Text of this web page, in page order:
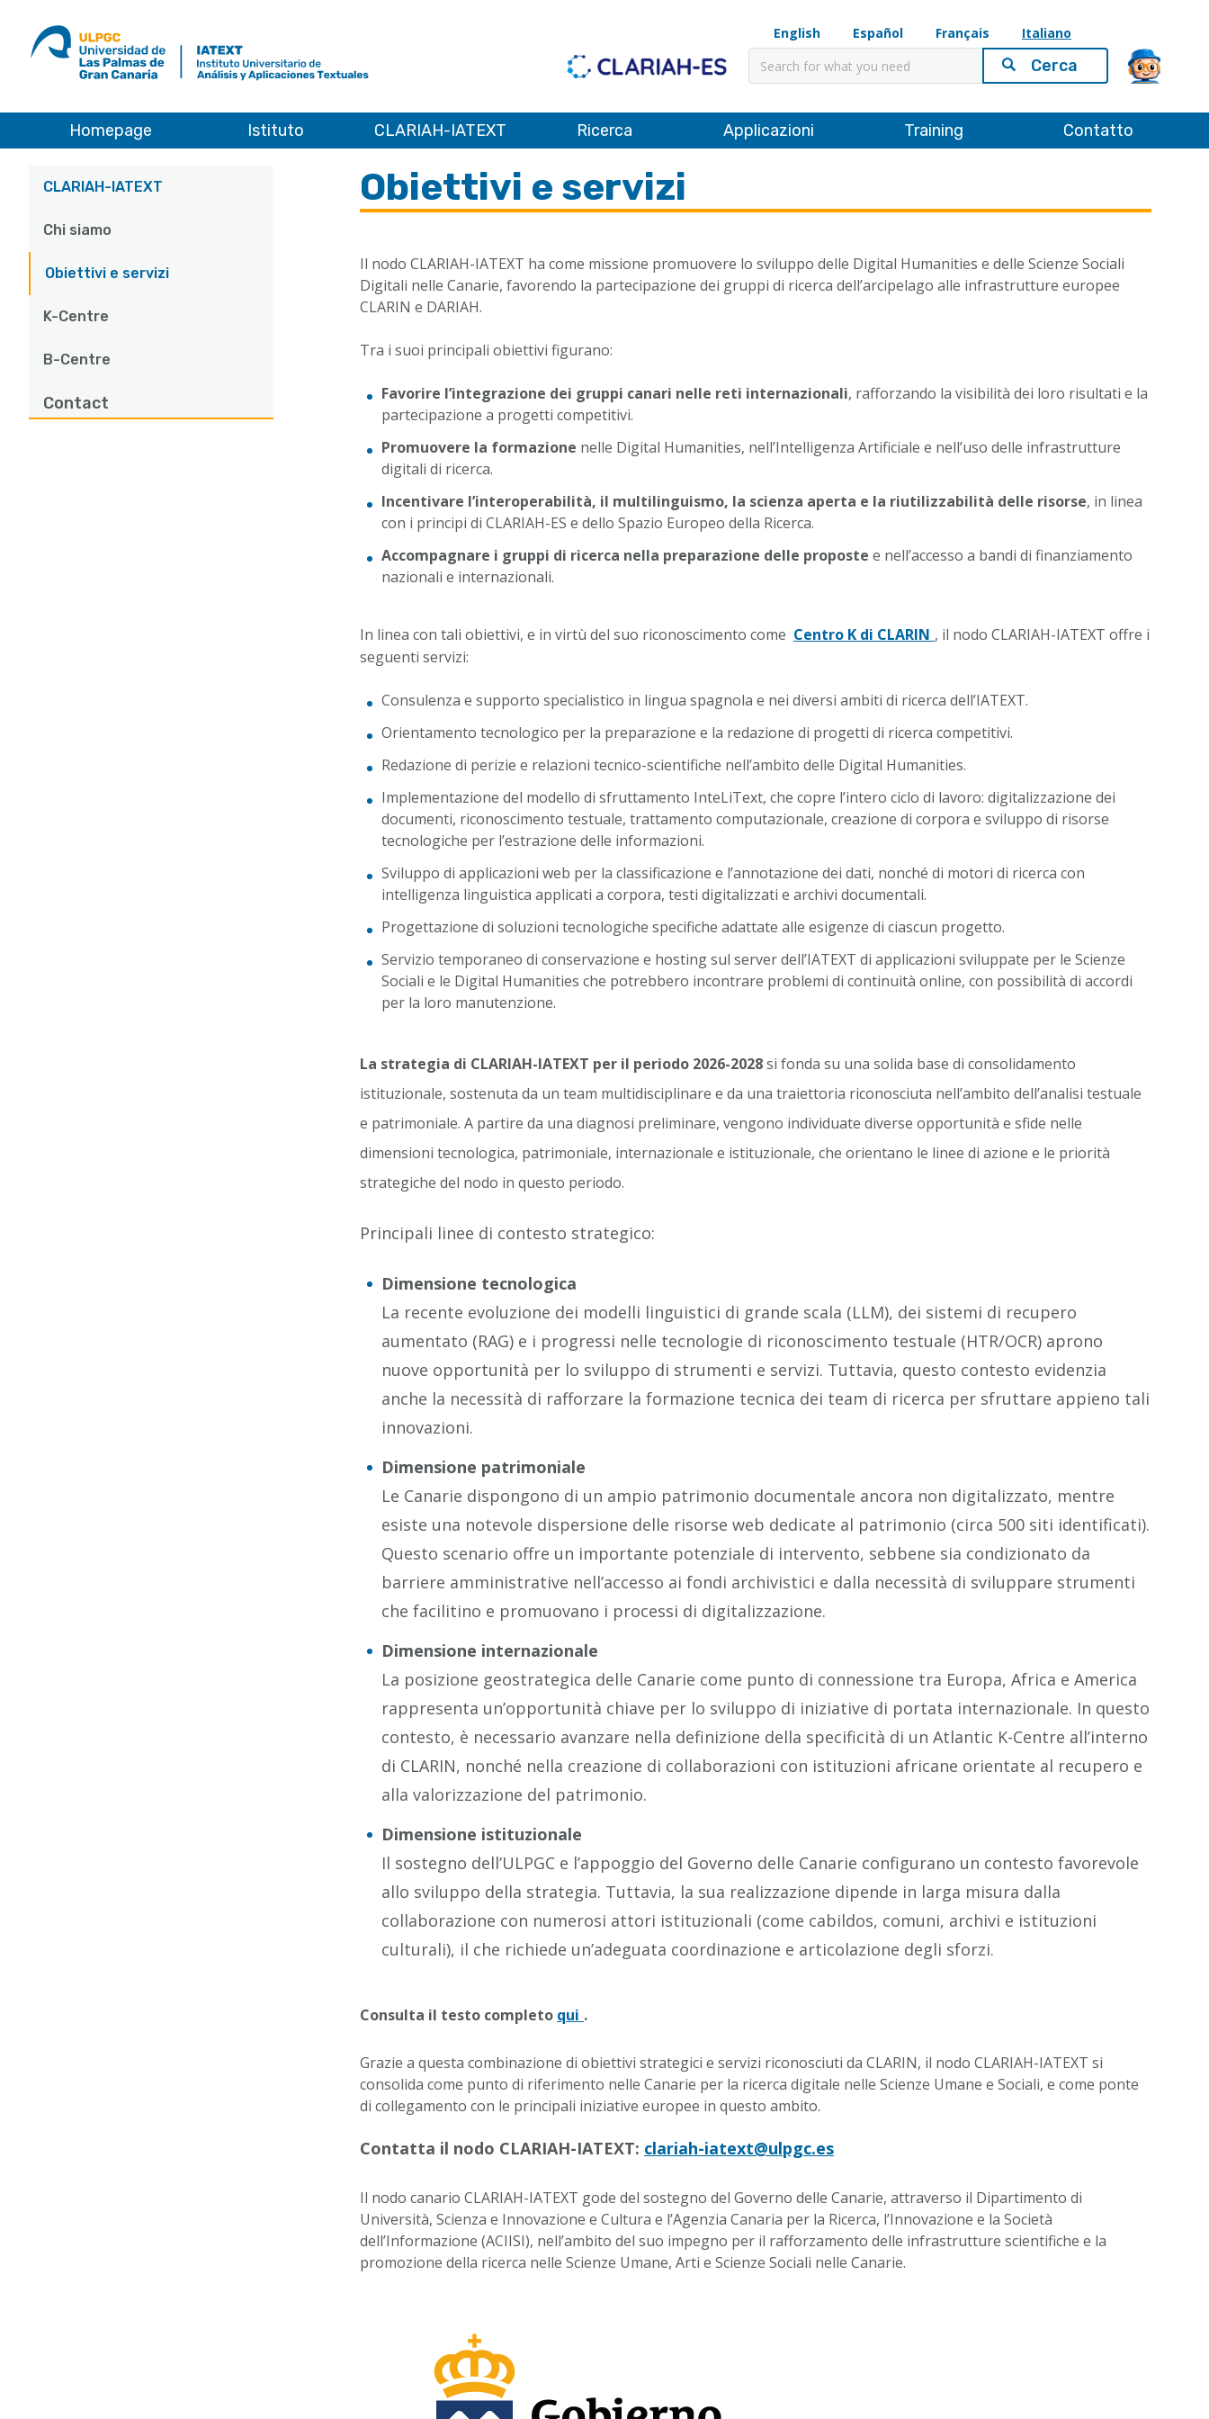
ULPGC
al
inicio
IATEXT
English Español Français
Italiano
Cerca
Homepage Istituto CLARIAH-IATEXT Ricerca Applicazioni Training Contatto
CLARIAH-IATEXT Obiettivi e servizi
Main
navigation
CLARIAH-IATEXT
Chi siamo
Obiettivi e servizi
K-Centre
B-Centre
Contact
Obiettivi e servizi
Il nodo CLARIAH-IATEXT ha come missione promuovere lo sviluppo delle Digital Humanities e delle Scienze Sociali
Digitali nelle Canarie, favorendo la partecipazione dei gruppi di ricerca dell’arcipelago alle infrastrutture europee
CLARIN e DARIAH.
Tra i suoi principali obiettivi figurano:
Favorire l’integrazione dei gruppi canari nelle reti internazionali, rafforzando la visibilità dei loro risultati e la
partecipazione a progetti competitivi.
Promuovere la formazione nelle Digital Humanities, nell’Intelligenza Artificiale e nell’uso delle infrastrutture
digitali di ricerca.
Incentivare l’interoperabilità, il multilinguismo, la scienza aperta e la riutilizzabilità delle risorse, in linea
con i principi di CLARIAH-ES e dello Spazio Europeo della Ricerca.
Accompagnare i gruppi di ricerca nella preparazione delle proposte e nell’accesso a bandi di finanziamento
nazionali e internazionali.
In linea con tali obiettivi, e in virtù del suo riconoscimento come Centro K di CLARIN , il nodo CLARIAH-IATEXT offre i
seguenti servizi:
Consulenza e supporto specialistico in lingua spagnola e nei diversi ambiti di ricerca dell’IATEXT.
Orientamento tecnologico per la preparazione e la redazione di progetti di ricerca competitivi.
Redazione di perizie e relazioni tecnico-scientifiche nell’ambito delle Digital Humanities.
Implementazione del modello di sfruttamento InteLiText, che copre l’intero ciclo di lavoro: digitalizzazione dei
documenti, riconoscimento testuale, trattamento computazionale, creazione di corpora e sviluppo di risorse
tecnologiche per l’estrazione delle informazioni.
Sviluppo di applicazioni web per la classificazione e l’annotazione dei dati, nonché di motori di ricerca con
intelligenza linguistica applicati a corpora, testi digitalizzati e archivi documentali.
Progettazione di soluzioni tecnologiche specifiche adattate alle esigenze di ciascun progetto.
Servizio temporaneo di conservazione e hosting sul server dell’IATEXT di applicazioni sviluppate per le Scienze
Sociali e le Digital Humanities che potrebbero incontrare problemi di continuità online, con possibilità di accordi
per la loro manutenzione.
La strategia di CLARIAH-IATEXT per il periodo 2026-2028si fonda su una solida base di consolidamento
istituzionale, sostenuta da un team multidisciplinare e da una traiettoria riconosciuta nell’ambito dell’analisi testuale
e patrimoniale. A partire da una diagnosi preliminare, vengono individuate diverse opportunità e sfide nelle
dimensioni tecnologica, patrimoniale, internazionale e istituzionale, che orientano le linee di azione e le priorità
strategiche del nodo in questo periodo.
Principali linee di contesto strategico:
Dimensione tecnologica
La recente evoluzione dei modelli linguistici di grande scala (LLM), dei sistemi di recupero
aumentato (RAG) e i progressi nelle tecnologie di riconoscimento testuale (HTR/OCR) aprono
nuove opportunità per lo sviluppo di strumenti e servizi. Tuttavia, questo contesto evidenzia
anche la necessità di rafforzare la formazione tecnica dei team di ricerca per sfruttare appieno tali
innovazioni.
Dimensione patrimoniale
Le Canarie dispongono di un ampio patrimonio documentale ancora non digitalizzato, mentre
esiste una notevole dispersione delle risorse web dedicate al patrimonio (circa 500 siti identificati).
Questo scenario offre un importante potenziale di intervento, sebbene sia condizionato da
barriere amministrative nell’accesso ai fondi archivistici e dalla necessità di sviluppare strumenti
che facilitino e promuovano i processi di digitalizzazione.
Dimensione internazionale
La posizione geostrategica delle Canarie come punto di connessione tra Europa, Africa e America
rappresenta un’opportunità chiave per lo sviluppo di iniziative di portata internazionale. In questo
contesto, è necessario avanzare nella definizione della specificità di un Atlantic K-Centre all’interno
di CLARIN, nonché nella creazione di collaborazioni con istituzioni africane orientate al recupero e
alla valorizzazione del patrimonio.
Dimensione istituzionale
Il sostegno dell’ULPGC e l’appoggio del Governo delle Canarie configurano un contesto favorevole
allo sviluppo della strategia. Tuttavia, la sua realizzazione dipende in larga misura dalla
collaborazione con numerosi attori istituzionali (come cabildos, comuni, archivi e istituzioni
culturali), il che richiede un’adeguata coordinazione e articolazione degli sforzi.
Consulta il testo completo qui .
Grazie a questa combinazione di obiettivi strategici e servizi riconosciuti da CLARIN, il nodo CLARIAH-IATEXT si
consolida come punto di riferimento nelle Canarie per la ricerca digitale nelle Scienze Umane e Sociali, e come ponte
di collegamento con le principali iniziative europee in questo ambito.
Contatta il nodo CLARIAH-IATEXT: clariah-iatext@ulpgc.es
Il nodo canario CLARIAH-IATEXT gode del sostegno del Governo delle Canarie, attraverso il Dipartimento di
Università, Scienza e Innovazione e Cultura e l’Agenzia Canaria per la Ricerca, l’Innovazione e la Società
dell’Informazione (ACIISI), nell’ambito del suo impegno per il rafforzamento delle infrastrutture scientifiche e la
promozione della ricerca nelle Scienze Umane, Arti e Scienze Sociali nelle Canarie.